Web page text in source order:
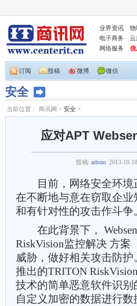
业界资讯 物
电子商务
云
网络服务
信
订阅 投稿 微博 微信
安全
当前位置： 商讯网 > 安全 >
应对APT
投稿: admin 2013-10-
目前，网络安全环境
在不断地与意在窃取企
和有针对性的攻击作斗争
在此背景下，
RiskVision监控解决 方案
威胁，做好相关攻击防
推出的TRITON
技术的简单恶意软件识
自定义加密的数据进行